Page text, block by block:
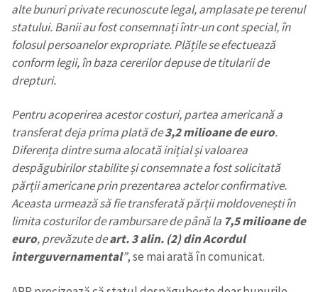
Trimite o informație
Despre ZdG
in English
на русском
alte bunuri private recunoscute legal, amplasate pe terenul
statului. Banii au fost consemnați într-un cont special, în
folosul persoanelor expropriate. Plățile se efectuează
conform legii, în baza cererilor depuse de titularii de
drepturi.
Pentru acoperirea acestor costuri, partea americană a
transferat deja prima plată de3,2 milioane de euro.
Diferența dintre suma alocată inițial și valoarea
despăgubirilor stabilite și consemnate a fost solicitată
părții americane prin prezentarea actelor confirmative.
Aceasta urmează să fie transferată părții moldovenești în
limita costurilor de rambursare de până la 7,5 milioane de
euro, prevăzute deart. 3 alin. (2) din Acordul
interguvernamental”, se mai arată în comunicat.